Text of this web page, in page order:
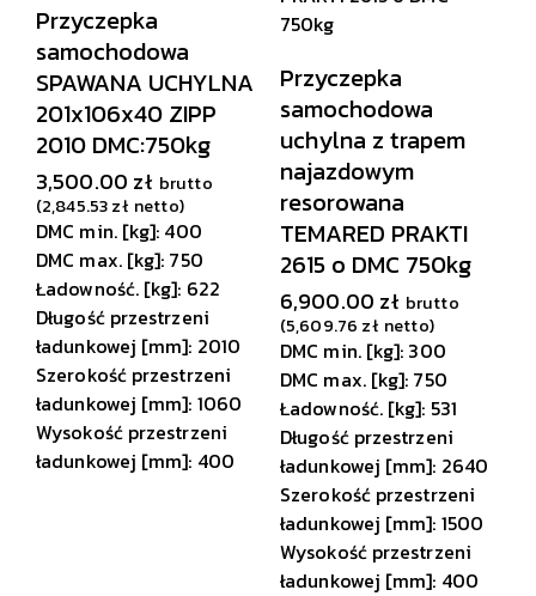
Przyczepka
samochodowa
SPAWANA UCHYLNA
201x106x40 ZIPP
2010 DMC:750kg
3,500.00 zł brutto
(2,845.53zł netto)
DMC min. [kg]: 400
DMC max. [kg]: 750
Ładowność. [kg]: 622
Długość przestrzeni
ładunkowej [mm]: 2010
Szerokość przestrzeni
ładunkowej [mm]: 1060
Wysokość przestrzeni
ładunkowej [mm]: 400
Przyczepka
samochodowa
uchylna z trapem
najazdowym
resorowana
TEMARED PRAKTI
2615 o DMC 750kg
6,900.00 zł brutto
(5,609.76 zł netto)
DMC min. [kg]: 300
DMC max. [kg]: 750
Ładowność. [kg]: 531
Długość przestrzeni
ładunkowej [mm]: 2640
Szerokość przestrzeni
ładunkowej [mm]: 1500
Wysokość przestrzeni
ładunkowej [mm]: 400